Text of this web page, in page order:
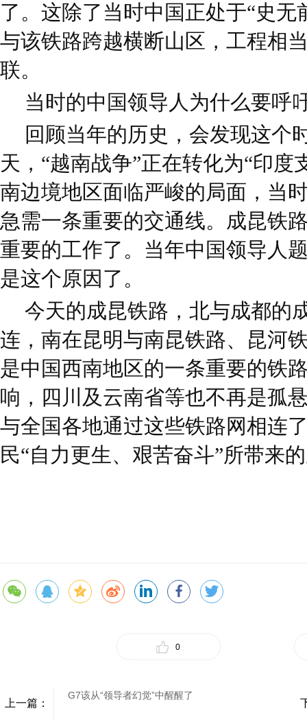
了。这除了当时中国正处于“史无
与该铁路跨越横断山区，工程相
联。
当时的中国领导人为什么要呼
回顾当年的历史，会发现这个
天，“越南战争”正在转化为“印度
南边境地区面临严峻的局面，当
急需一条重要的交通线。成昆铁
重要的工作了。当年中国领导人
是这个原因了。
今天的成昆铁路，北与成都的
连，南在昆明与南昆铁路、昆河
是中国西南地区的一条重要的铁
响，四川及云南省等也不再是孤
与全国各地通过这些铁路网相连
民“自力更生、艰苦奋斗”所带来
0
上一篇：
G7该从“领导者幻觉”中醒醒了